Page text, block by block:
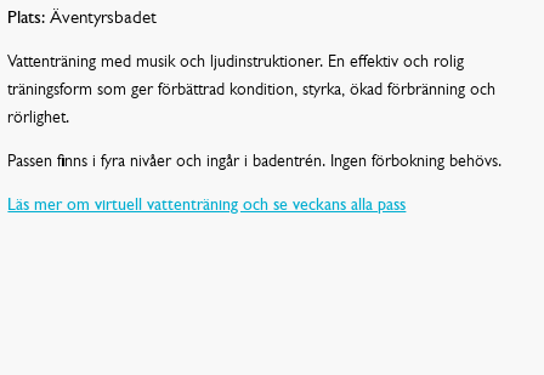
Plats: Äventyrsbadet
Vattenträning med musik och ljudinstruktioner. En effektiv och rolig
träningsform som ger förbättrad kondition, styrka, ökad förbränning och
rörlighet.
Passen finns i fyra nivåer och ingår i badentrén. Ingen förbokning behövs.
Läs mer om virtuell vattenträning och se veckans alla pass